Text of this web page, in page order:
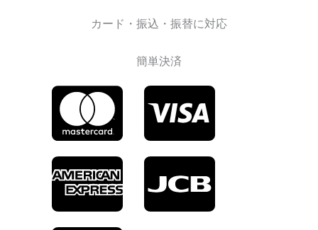
カード・振込・振替に対応
簡単決済